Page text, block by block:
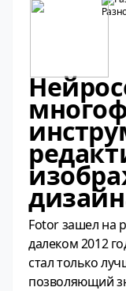
Fotor зашел на
далеком 2012
стал только
позволяющий